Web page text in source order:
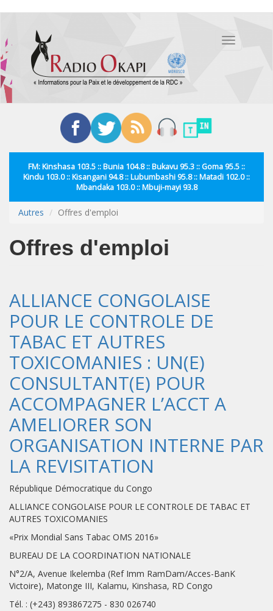
contenu
principal
Toggle
FM: Kinshasa 103.5 :: Bunia 104.8 :: Bukavu 95.3 :: Goma 95.5 ::
Kindu 103.0 :: Kisangani 94.8 :: Lubumbashi 95.8 :: Matadi 102.0 ::
Mbandaka 103.0 :: Mbuji-mayi 93.8
Autres Offres d'emploi
Offres d'emploi
ALLIANCE CONGOLAISE
POUR LE CONTROLE DE
TABAC ET AUTRES
TOXICOMANIES : UN(E)
CONSULTANT(E) POUR
ACCOMPAGNER L’ACCT A
AMELIORER SON
ORGANISATION INTERNE PAR
LA REVISITATION
République Démocratique du Congo
ALLIANCE CONGOLAISE POUR LE CONTROLE DE TABAC ET
AUTRES TOXICOMANIES
«Prix Mondial Sans Tabac OMS 2016»
BUREAU DE LA COORDINATION NATIONALE
N°2/A, Avenue Ikelemba (Ref Imm RamDam/Acces-BanK
Victoire), Matonge III, Kalamu, Kinshasa, RD Congo
Tél. : (+243) 893867275 - 830 026740